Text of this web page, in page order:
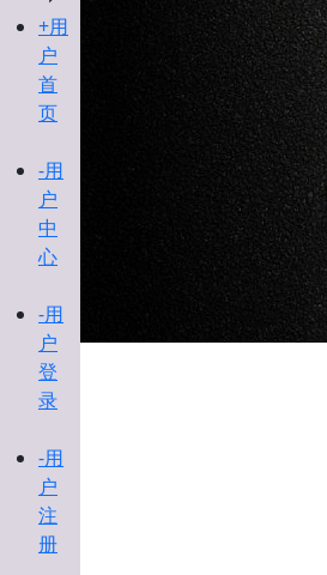
+用
户
首
页
-用
户
中
心
-用
户
登
录
-用
户
注
册